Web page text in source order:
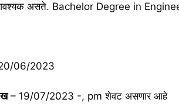
आवश्यक असते. Bachelor Degree in
06/2023
– 19/07/2023 -, pm शेवट असणार आहे